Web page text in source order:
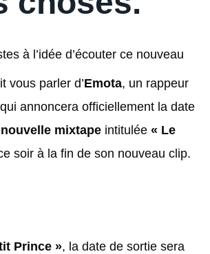
à l’idée d’écouter ce nouveau
vous parler d’Emota, un rappeur
annoncera officiellement la date
mixtape intitulée « Le
soir à la fin de son nouveau clip.
Prince », la date de sortie sera